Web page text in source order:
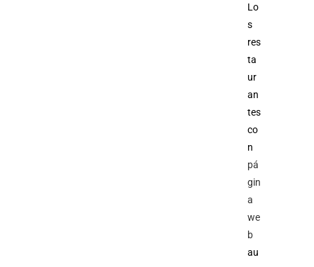
Lo
s
res
ta
ur
an
tes
co
n
pá
gin
a
we
b
au